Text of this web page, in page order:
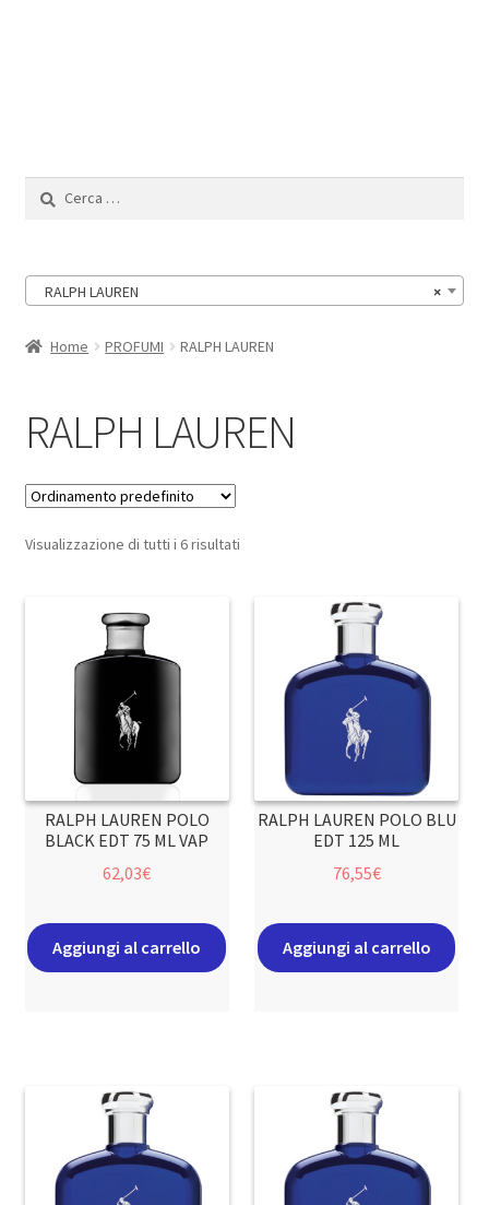
×
RALPH LAUREN
Home PROFUMI RALPH LAUREN
RALPH LAUREN
Visualizzazione di tutti i 6 risultati
RALPH LAUREN POLO
BLACK EDT 75 ML VAP
62,03€
Aggiungi al carrello
RALPH LAUREN POLO BLU
EDT 125 ML
76,55€
Aggiungi al carrello